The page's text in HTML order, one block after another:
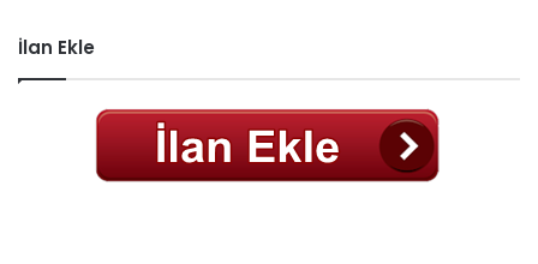
İlan Ekle